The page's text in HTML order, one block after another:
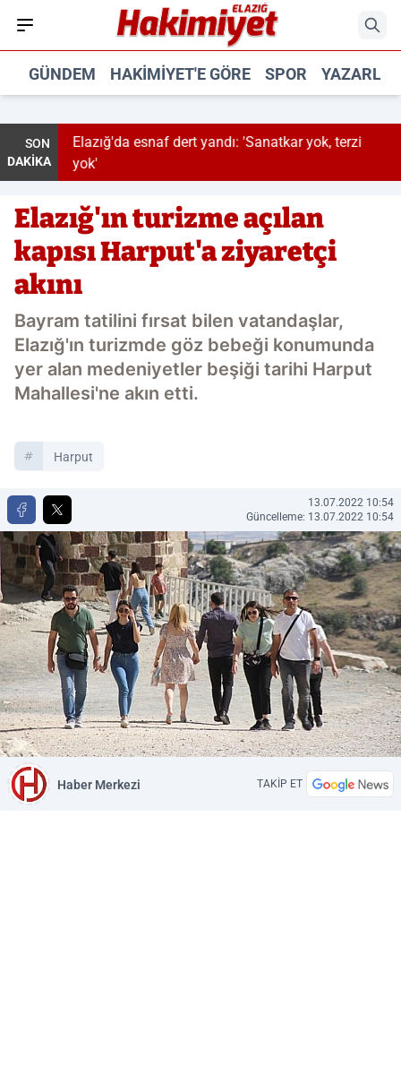
GÜNDEM HAKIMIYET'E GÖRE SPOR
SON
DAKİKA
Elazığ'da esnaf dert yandı: 'Sanatkar yok, terzi
yok'
Elazığ'ın turizme açılan
kapısı Harput'a ziyaretçi
akını
Bayram tatilini fırsat bilen vatandaşlar,
Elazığ'ın turizmde göz bebeği konumunda
yer alan medeniyetler beşiği tarihi Harput
Mahallesi'ne akın etti.
Harput
13.07.2022 10:54
Güncelleme: 13.07.2022 10:54
Haber Merkezi TAKİP ET